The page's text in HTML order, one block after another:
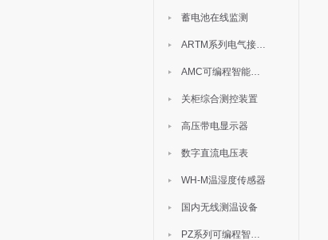
蓄电池在线监测
ARTM系列电气接点测温装置
AMC可编程智能电测表
关柜综合测控装置
高压带电显示器
数字直流电压表
WH-M温湿度传感器
国内无线测温设备
PZ系列可编程智能表